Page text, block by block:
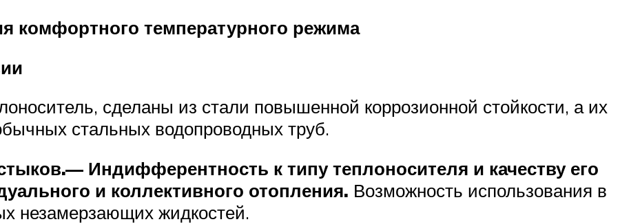
температурного режима
сделаны из стали повышенной коррозионной стойкости, а их
стальных водопроводных труб.
— Индифферентность к типу теплоносителя и качеству его
и коллективного отопления. Возможность использования в
незамерзающих жидкостей.